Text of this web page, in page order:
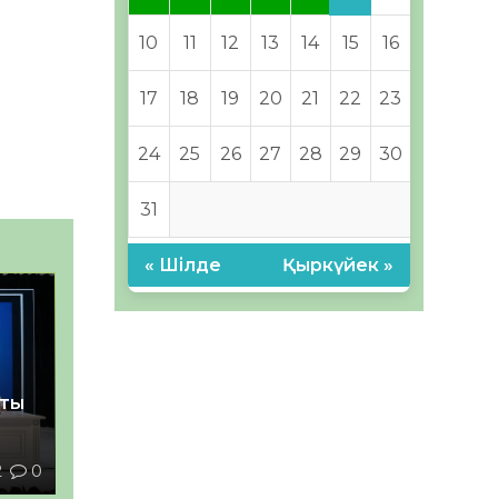
0
10 11 12 13 14 15 16
17 18 19 20 21 22 23
24 25 26 27 28 29 30
31
« Шілде Қыркүйек »